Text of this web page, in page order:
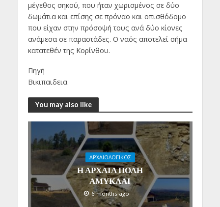
μέγεθος σηκού, που ήταν χωρισμένος σε δύο
δωμάτια και επίσης σε πρόναο και οπισθόδομο
που είχαν στην πρόσοψή τους ανά δύο κίονες
ανάμεσα σε παραστάδες. Ο ναός αποτελεί σήμα
κατατεθέν της Κορίνθου.
Πηγή
Βικιπαιδεια
You may also like
ΑΡΧΑΙΟΛΟΓΙΚΟΣ
Η ΑΡΧΑΙΑ ΠΟΛΗ
ΑΜΥΚΛΑΙ
6 months ago